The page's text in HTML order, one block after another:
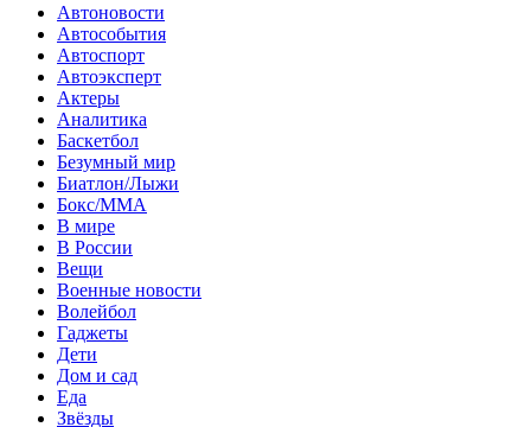
Автоновости
Автособытия
Автоспорт
Автоэксперт
Актеры
Аналитика
Баскетбол
Безумный мир
Биатлон/Лыжи
Бокс/MMA
В мире
В России
Вещи
Военные новости
Волейбол
Гаджеты
Дети
Дом и сад
Еда
Звёзды